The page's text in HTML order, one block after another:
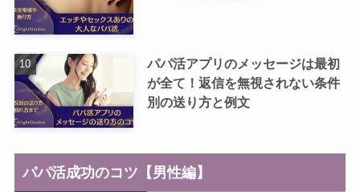
パパ活アプリのメッセージは最初
が全て！返信を無視されない条件
別の送り方と例文
パパ活成功のコツ【男性編】